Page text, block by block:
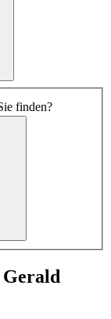
finden?
Gerald